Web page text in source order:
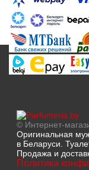
© Интернет-
Оригинальная
в Беларуси.
Продажа и
Политика